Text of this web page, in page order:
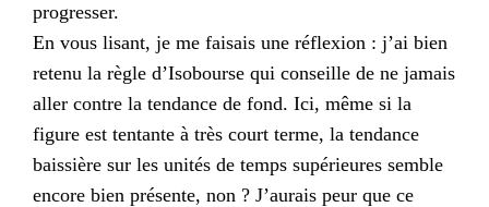
progresser.
En vous lisant, je me faisais une réflexion : j’ai bien
retenu la règle d’Isobourse qui conseille de ne jamais
aller contre la tendance de fond. Ici, même si la
figure est tentante à très court terme, la tendance
baissière sur les unités de temps supérieures semble
encore bien présente, non ? J’aurais peur que ce